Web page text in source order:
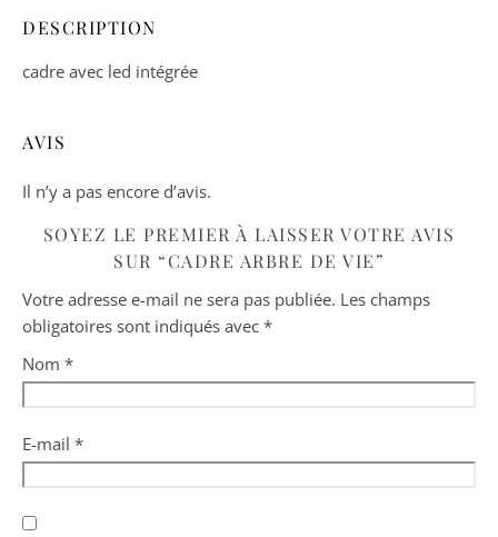
DESCRIPTION
cadre avec led intégrée
AVIS
Il n’y a pas encore d’avis.
SOYEZ LE PREMIER À LAISSER VOTRE AVIS
SUR “CADRE ARBRE DE VIE”
Votre adresse e-mail ne sera pas publiée. Les champs
obligatoires sont indiqués avec *
Nom *
E-mail *